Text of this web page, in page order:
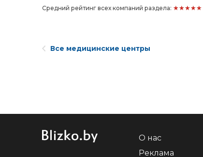
Средний рейтинг всех компаний раздела: ★★★★★
Все медицинские центры
О нас
Реклама